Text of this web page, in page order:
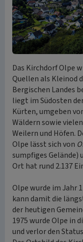
Das Kirchdorf Olpe
Quellen als Kleinod
Bergischen Landes
liegt im Südosten
Kürten, umgeben
Wäldern sowie
Weilern und Höfen.
Olpe lässt sich von
sumpfiges Gelände)
Ort hat rund 2.137
Olpe wurde im Jahr
kann damit die
der heutigen
1975 wurde Olpe in
und verlor den